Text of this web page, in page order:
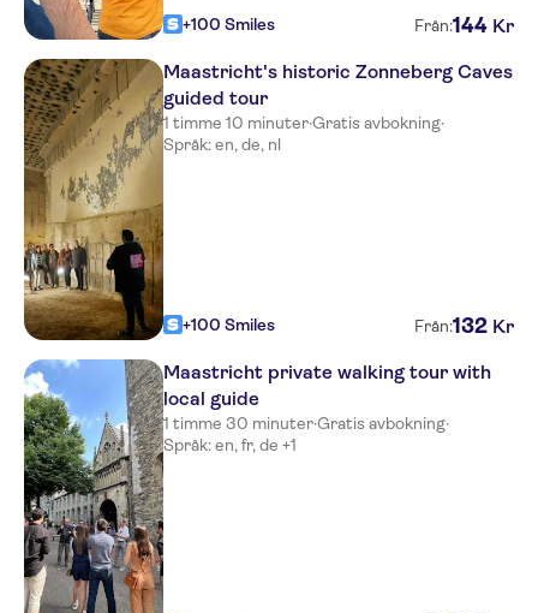
+100 Smiles Från:144 Kr
Maastricht's historic Zonneberg Caves
guided tour
1 timme 10 minuter·Gratis avbokning·
Språk: en, de, nl
+100 Smiles Från:132 Kr
Maastricht private walking tour with
local guide
1 timme 30 minuter·Gratis avbokning·
Språk: en, fr, de +1